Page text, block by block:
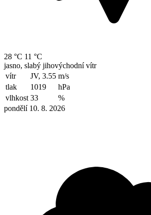
28 °C 11 °C
jasno, slabý jihovýchodní vítr
vítr
JV, 3.55 m/s
tlak
1019
hPa
vlhkost 33
%
pondělí 10. 8. 2026